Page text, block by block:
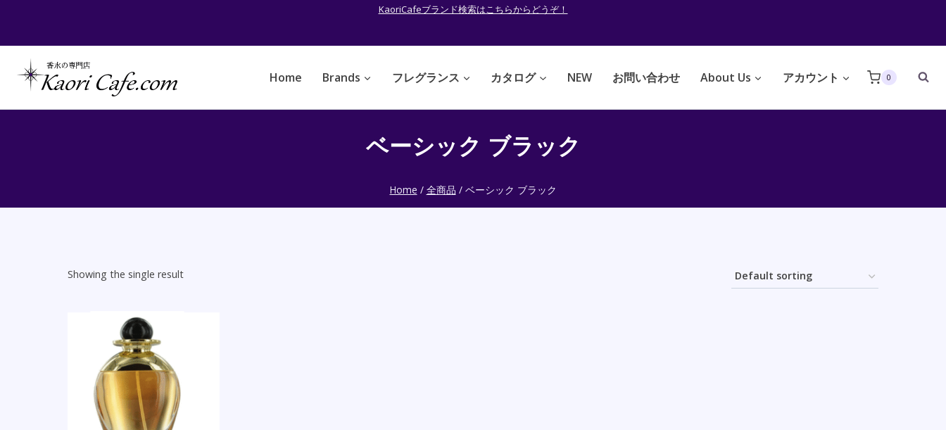
content
KaoriCafeブランド検索はこちらからどうぞ！
Home Brands フレグランス カタログ NEW お問い合わせ About Us アカウント 0
ベーシック ブラック
Home / 全商品 / ベーシック ブラック
Showing the single result